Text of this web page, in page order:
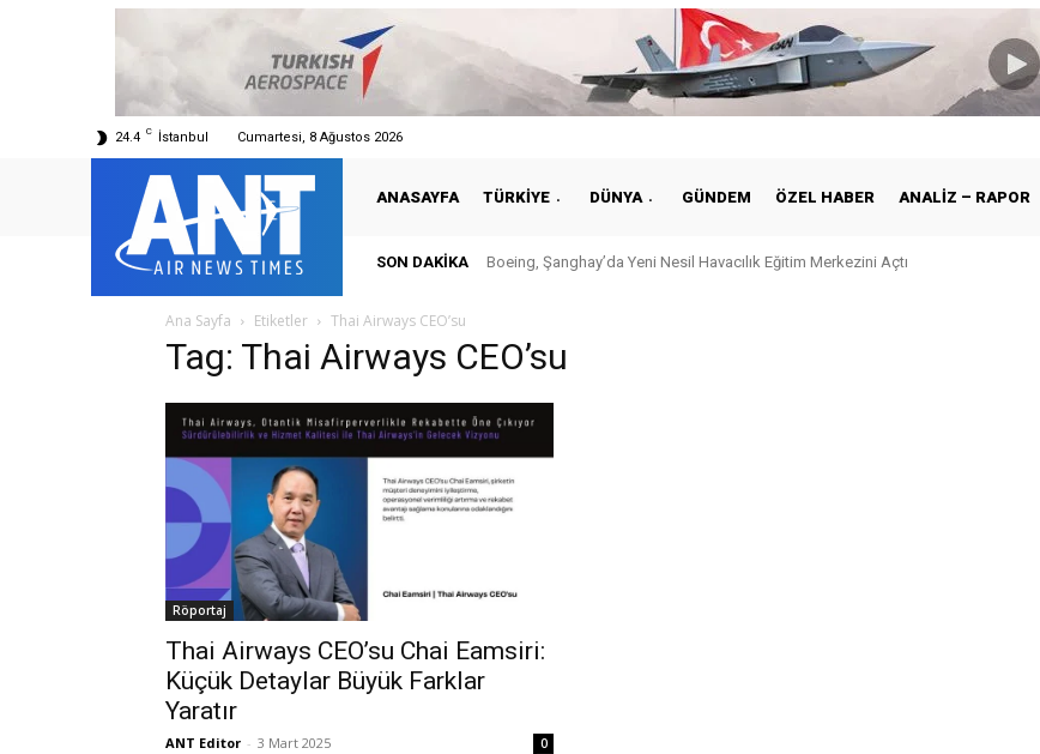
24.4 C İstanbul Cumartesi, 8 Ağustos 2026
ANASAYFA TÜRKIYE DÜNYA GÜNDEM ÖZEL HABER ANALIZ – RAPOR
SON DAKIKA Boeing, Şanghay’da Yeni Nesil Havacılık Eğitim Merkezini Açtı
Ana Sayfa Etiketler Thai Airways CEO’su
Tag: Thai Airways CEO’su
Röportaj
Thai Airways CEO’su Chai Eamsiri:
Küçük Detaylar Büyük Farklar
Yaratır
ANT Editor - 3 Mart 2025 0